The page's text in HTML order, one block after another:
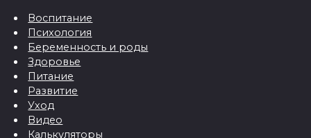
Воспитание
Психология
Беременность и роды
Здоровье
Питание
Развитие
Уход
Видео
Калькуляторы